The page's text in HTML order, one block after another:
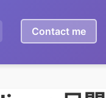
Contact me